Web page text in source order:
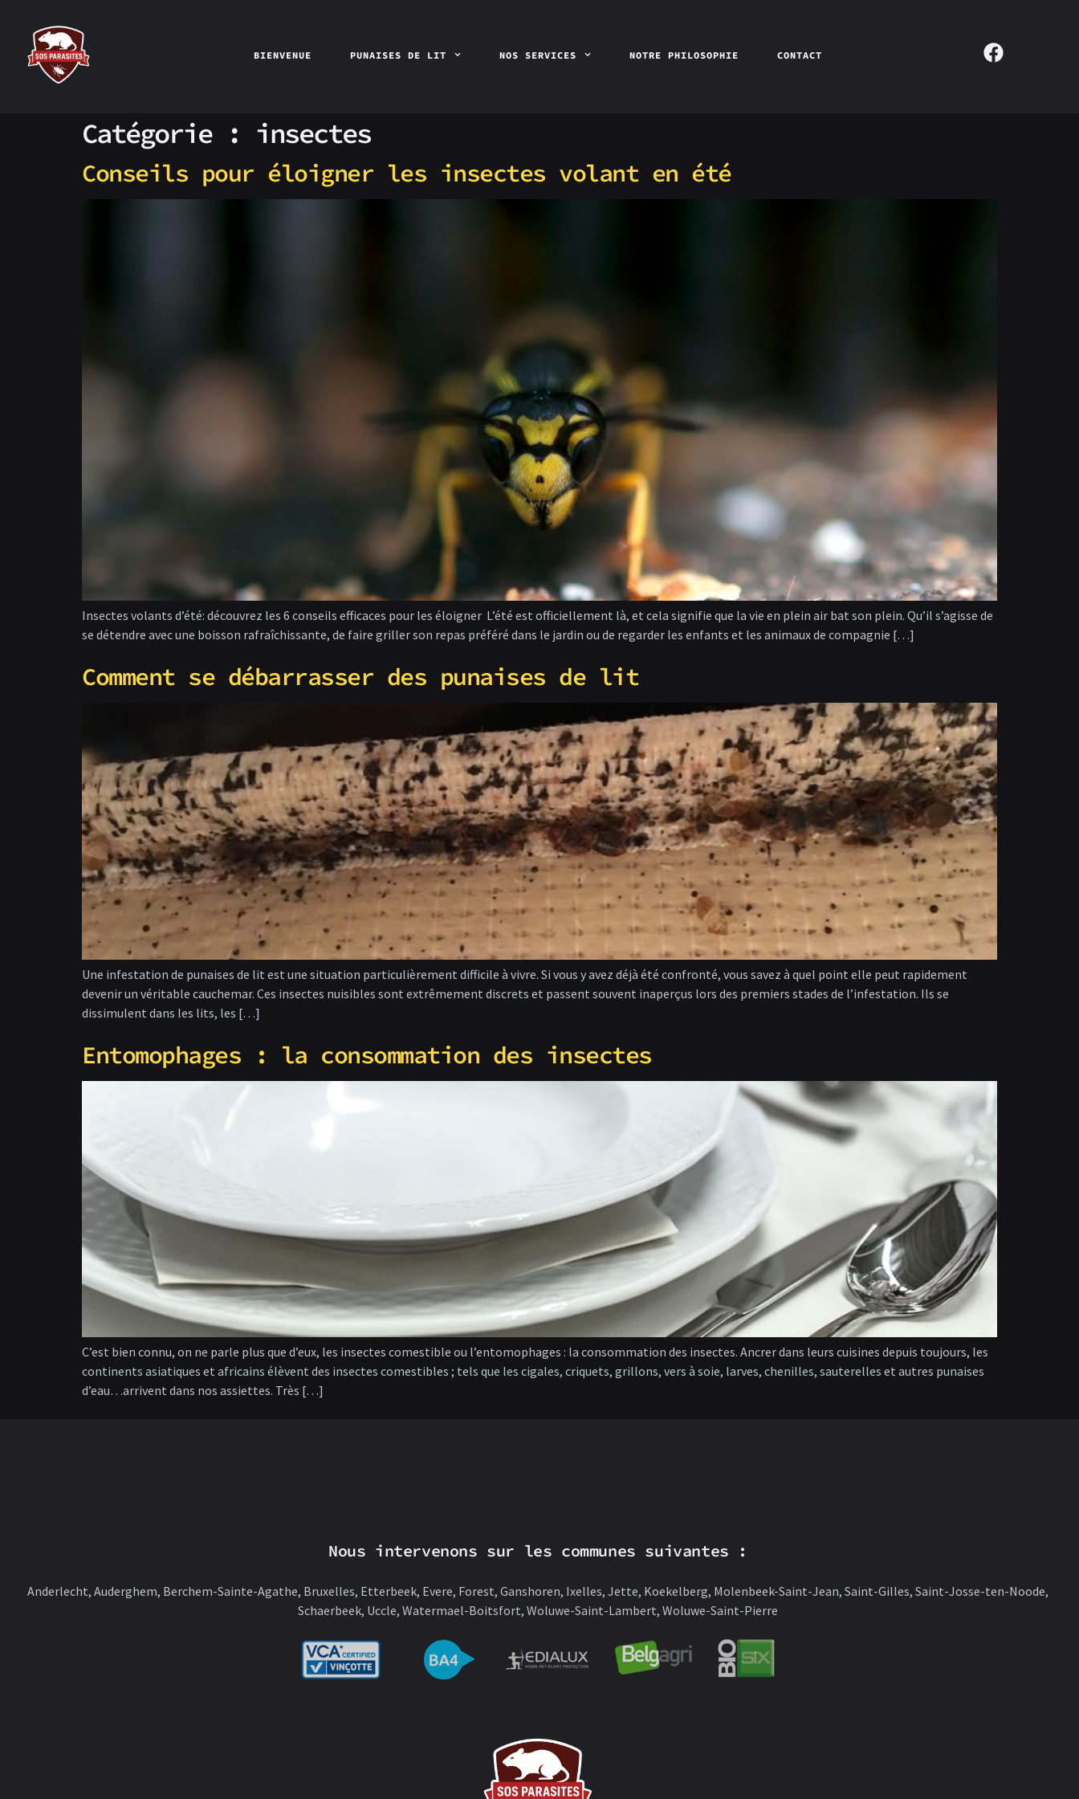
BIENVENUE PUNAISES DE LIT NOS SERVICES NOTRE PHILOSOPHIE CONTACT
Catégorie : insectes
Conseils pour éloigner les insectes volant en été
Insectes volants d’été: découvrez les 6 conseils efficaces pour les éloigner L’été est officiellement là, et cela signifie que la vie en plein air bat son plein. Qu’il s’agisse de
se détendre avec une boisson rafraîchissante, de faire griller son repas préféré dans le jardin ou de regarder les enfants et les animaux de compagnie […]
Comment se débarrasser des punaises de lit
Une infestation de punaises de lit est une situation particulièrement difficile à vivre. Si vous y avez déjà été confronté, vous savez à quel point elle peut rapidement
devenir un véritable cauchemar. Ces insectes nuisibles sont extrêmement discrets et passent souvent inaperçus lors des premiers stades de l’infestation. Ils se
dissimulent dans les lits, les […]
Entomophages : la consommation des insectes
C’est bien connu, on ne parle plus que d’eux, les insectes comestible ou l’entomophages : la consommation des insectes. Ancrer dans leurs cuisines depuis toujours, les
continents asiatiques et africains élèvent des insectes comestibles ; tels que les cigales, criquets, grillons, vers à soie, larves, chenilles, sauterelles et autres punaises
d’eau…arrivent dans nos assiettes. Très […]
Nous intervenons sur les communes suivantes :
Anderlecht, Auderghem, Berchem-Sainte-Agathe, Bruxelles, Etterbeek, Evere, Forest, Ganshoren, Ixelles, Jette, Koekelberg, Molenbeek-Saint-Jean, Saint-Gilles, Saint-Josse-ten-Noode,
Schaerbeek, Uccle, Watermael-Boitsfort, Woluwe-Saint-Lambert, Woluwe-Saint-Pierre